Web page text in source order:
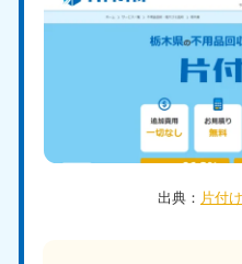
出典： 片付